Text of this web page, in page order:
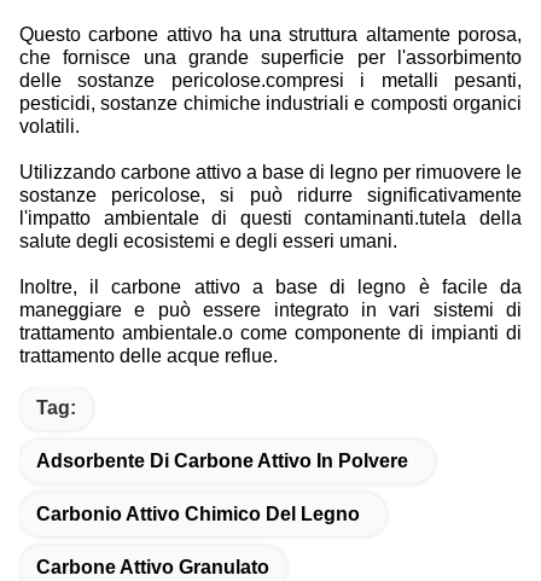
Questo carbone attivo ha una struttura altamente porosa,
che fornisce una grande superficie per l'assorbimento
delle sostanze pericolose.compresi i metalli pesanti,
pesticidi, sostanze chimiche industriali e composti organici
volatili.
Utilizzando carbone attivo a base di legno per rimuovere le
sostanze pericolose, si può ridurre significativamente
l'impatto ambientale di questi contaminanti.tutela della
salute degli ecosistemi e degli esseri umani.
Inoltre, il carbone attivo a base di legno è facile da
maneggiare e può essere integrato in vari sistemi di
trattamento ambientale.o come componente di impianti di
trattamento delle acque reflue.
Tag:
Adsorbente Di Carbone Attivo In Polvere
Carbonio Attivo Chimico Del Legno
Carbone Attivo Granulato